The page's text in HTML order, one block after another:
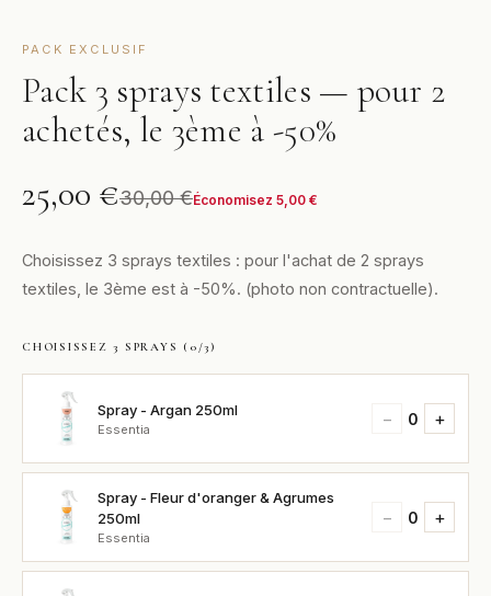
PACK EXCLUSIF
Pack 3 sprays textiles — pour 2
achetés, le 3ème à -50%
25,00 €30,00€Économisez 5,00 €
Choisissez 3 sprays textiles : pour l'achat de 2 sprays
textiles, le 3ème est à -50%. (photo non contractuelle).
CHOISISSEZ 3 SPRAYS (0/3)
Spray - Argan 250ml
Essentia − 0 +
Spray - Fleur d'oranger & Agrumes
250ml
Essentia
− 0 +